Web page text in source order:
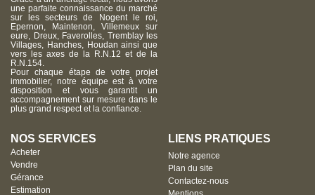
une parfaite connaissance du marché
sur les secteurs de Nogent le roi,
Epernon, Maintenon, Villemeux sur
eure, Dreux, Faverolles, Tremblay les
Villages, Hanches, Houdan ainsi que
vers les axes de la R.N.12 et de la
R.N.154.
Pour chaque étape de votre projet
immobilier, notre équipe est à votre
disposition et vous garantit un
accompagnement sur mesure dans le
plus grand respect et la confiance.
NOS SERVICES
Acheter
Vendre
Gérance
Estimation
LIENS PRATIQUES
Notre agence
Plan du site
Contactez-nous